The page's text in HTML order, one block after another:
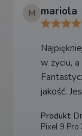
M mariola
w życiu,
jakość.
Produkt:
Pixel 9 Pro